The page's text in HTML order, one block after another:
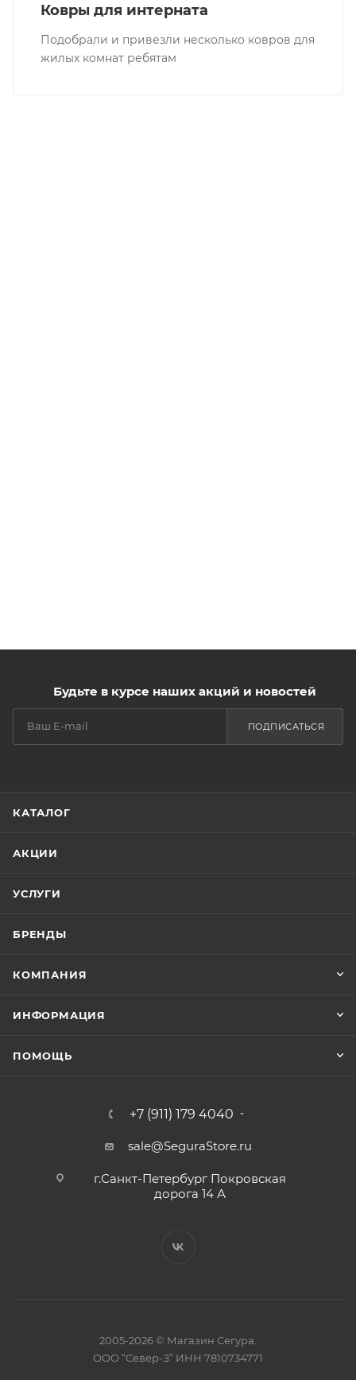
Ковры для интерната
Подобрали и привезли несколько ковров для
жилых комнат ребятам
Будьте в курсе наших акций и новостей
ПОДПИСАТЬСЯ
КАТАЛОГ
АКЦИИ
УСЛУГИ
БРЕНДЫ
КОМПАНИЯ
ИНФОРМАЦИЯ
ПОМОЩЬ
+7 (911) 179 4040
sale@SeguraStore.ru
г.Санкт-Петербург Покровская
дорога 14 А
2005-2026 © Магазин Сегура.
ООО “Север-З” ИНН 7810734771